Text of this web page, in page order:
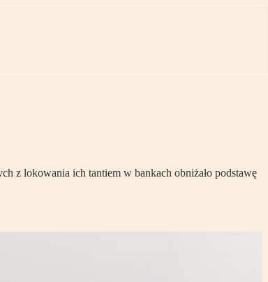
z lokowania ich tantiem w bankach obniżało podstawę